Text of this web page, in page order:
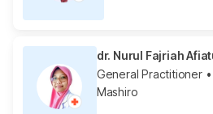
dr. Nurul Fajriah
General Practitioner•
Mashiro